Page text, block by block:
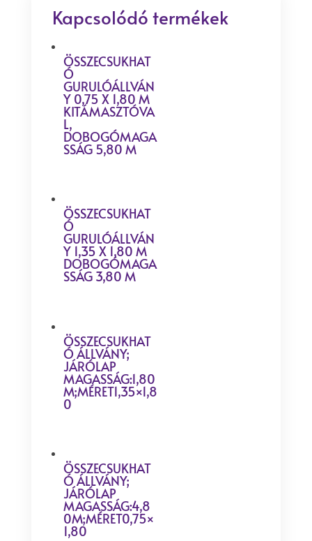
Kapcsolódó termékek
ÖSSZECSUKHAT
Ó
GURULÓÁLLVÁN
Y 0,75 X 1,80 M
KITÁMASZTÓVA
L,
DOBOGÓMAGA
SSÁG 5,80 M
ÖSSZECSUKHAT
Ó
GURULÓÁLLVÁN
Y 1,35 X 1,80 M
DOBOGÓMAGA
SSÁG 3,80 M
ÖSSZECSUKHAT
Ó ÁLLVÁNY;
JÁRÓLAP
MAGASSÁG:1,80
M;MÉRET1,35×1,8
0
ÖSSZECSUKHAT
Ó ÁLLVÁNY;
JÁRÓLAP
MAGASSÁG:4,8
0M;MÉRET0,75×
1,80